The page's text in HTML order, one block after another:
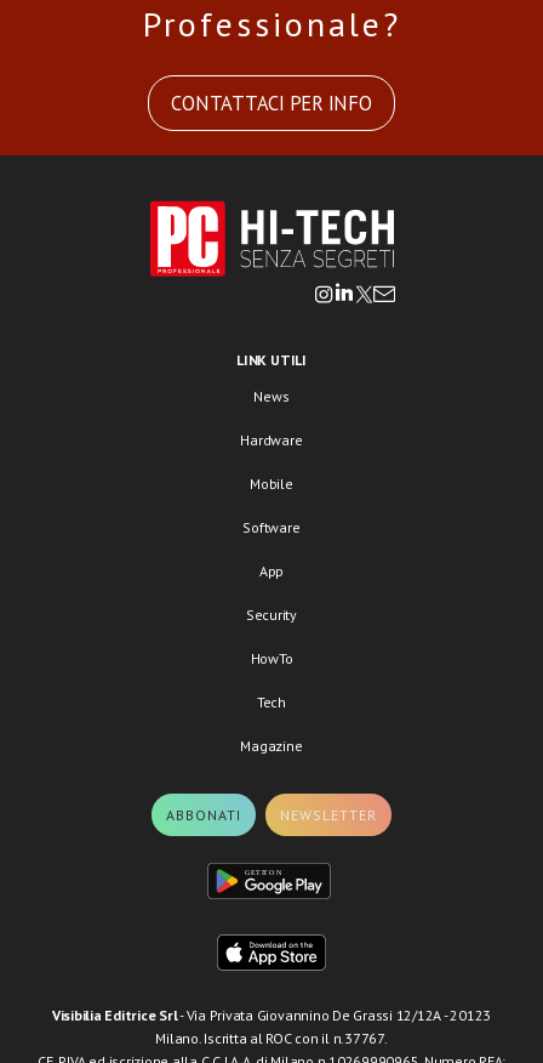
Professionale?
CONTATTACI PER INFO
LINK UTILI
News
Hardware
Mobile
Software
App
Security
HowTo
Tech
Magazine
ABBONATI NEWSLETTER
Visibilia Editrice Srl- Via Privata Giovannino De Grassi 12/12A - 20123
Milano. Iscritta al ROC con il n.37767.